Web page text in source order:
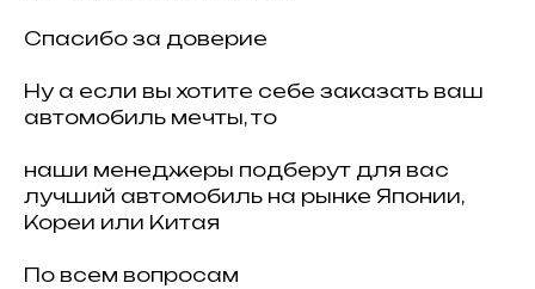
Спасибо за доверие
Ну а если вы хотите себе заказать ваш
автомобиль мечты, то
наши менеджеры подберут для вас
лучший автомобиль на рынке Японии,
Кореи или Китая
По всем вопросам